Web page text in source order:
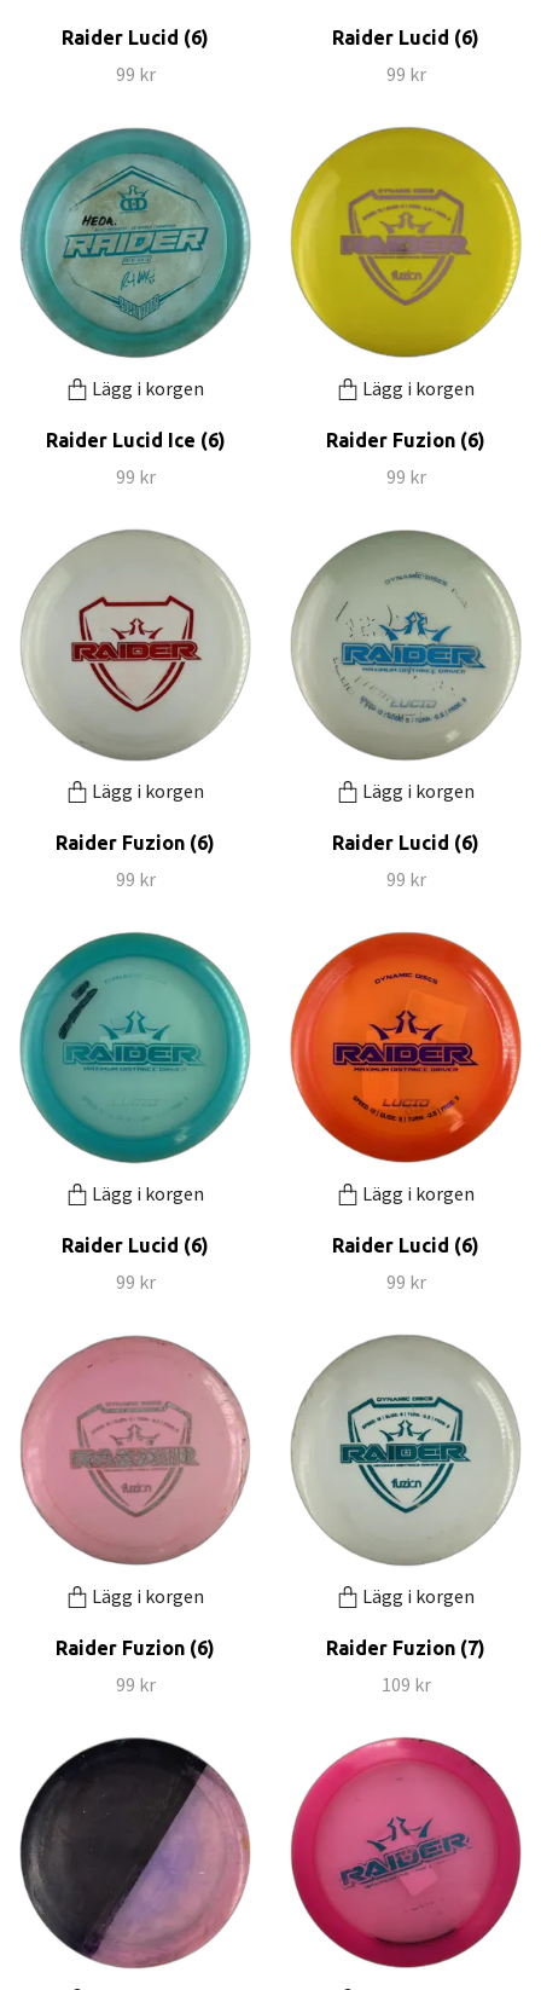
Raider Lucid (6)
99 kr
Raider Lucid (6)
99 kr
Lägg i korgen
Raider Lucid Ice (6)
99 kr
Lägg i korgen
Raider Fuzion (6)
99 kr
Lägg i korgen
Raider Fuzion (6)
99 kr
Lägg i korgen
Raider Lucid (6)
99 kr
Lägg i korgen
Raider Lucid (6)
99 kr
Lägg i korgen
Raider Lucid (6)
99 kr
Lägg i korgen
Raider Fuzion (6)
99 kr
Lägg i korgen
Raider Fuzion (7)
109 kr